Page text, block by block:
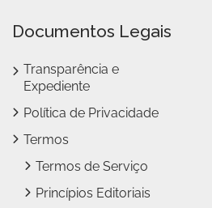
Documentos Legais
Transparência e
Expediente
Política de Privacidade
Termos
Termos de Serviço
Princípios Editoriais